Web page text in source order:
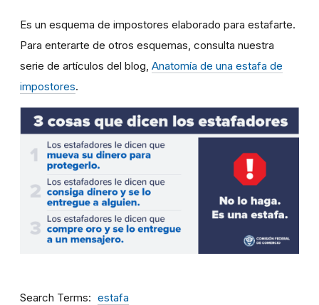
Es un esquema de impostores elaborado para estafarte.
Para enterarte de otros esquemas, consulta nuestra
serie de artículos del blog, Anatomía de una estafa de
impostores.
Search Terms estafa